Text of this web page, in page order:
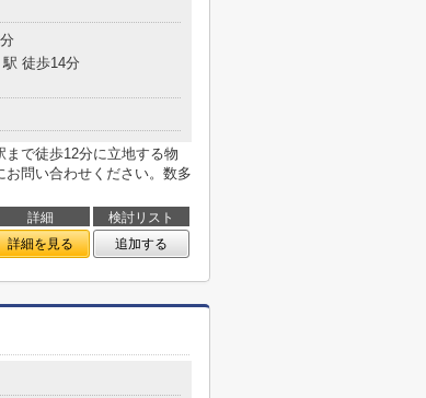
駅 徒歩14分
で徒歩12分に立地する物
問い合わせください。数多
詳細
検討リスト
詳細を見る 追加する